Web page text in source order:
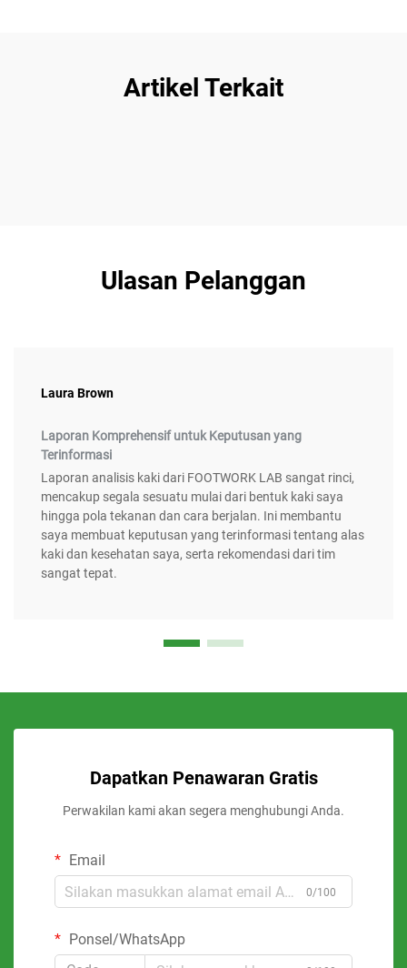
Artikel Terkait
Ulasan Pelanggan
Laura Brown
Laporan Komprehensif untuk Keputusan yang
Terinformasi
Laporan analisis kaki dari FOOTWORK LAB sangat rinci,
mencakup segala sesuatu mulai dari bentuk kaki saya
hingga pola tekanan dan cara berjalan. Ini membantu
saya membuat keputusan yang terinformasi tentang alas
kaki dan kesehatan saya, serta rekomendasi dari tim
sangat tepat.
Dapatkan Penawaran Gratis
Perwakilan kami akan segera menghubungi Anda.
Email
0/100
Ponsel/WhatsApp